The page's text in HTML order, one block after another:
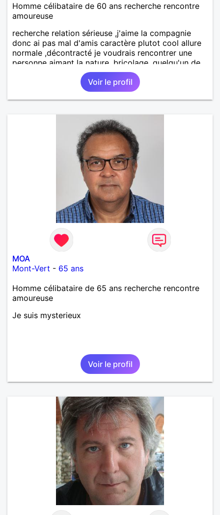
Homme célibataire de 60 ans recherche rencontre
amoureuse
recherche relation sérieuse ,j'aime la compagnie
donc ai pas mal d'amis caractère plutot cool allure
normale ,décontracté je voudrais rencontrer une
personne aimant la nature ,bricolage ,quelqu'un de
simple et naturel à vos claviers mesdames
Voir le profil
MOA
Mont-Vert - 65 ans
Homme célibataire de 65 ans recherche rencontre
amoureuse
Je suis mysterieux
Voir le profil